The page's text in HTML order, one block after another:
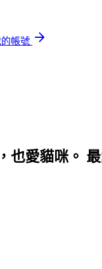
帳號
也愛貓咪。